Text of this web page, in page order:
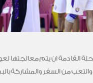
القادمة ان يتم معالجتها
من السفر والمشاركة